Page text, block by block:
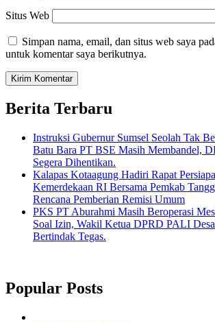
Situs Web
Simpan nama, email, dan situs web saya
untuk komentar saya berikutnya.
Berita Terbaru
Instruksi Gubernur Sumsel Seolah Tak
Batu Bara PT BSE Masih Membandel,
Segera Dihentikan.
Kalapas Kotaagung Hadiri Rapat
Kemerdekaan RI Bersama Pemkab
Rencana Pemberian Remisi Umum
PKS PT Aburahmi Masih Beroperasi
Soal Izin, Wakil Ketua DPRD PALI
Bertindak Tegas.
Popular Posts